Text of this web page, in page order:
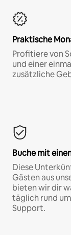
Praktische
Profitiere von
und einer
zusätzliche
Buche mit
Diese
Gästen aus
bieten wir dir
täglich rund
Support.